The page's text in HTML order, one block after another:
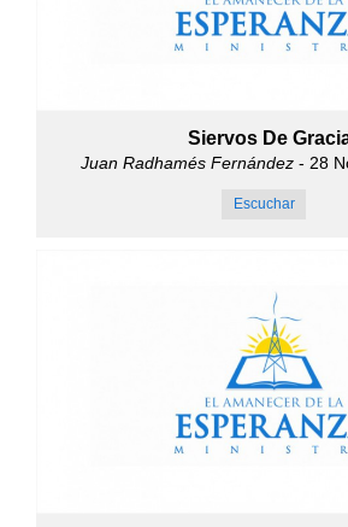
Siervos De
Juan Radhamés Fernández- 28
Escuchar